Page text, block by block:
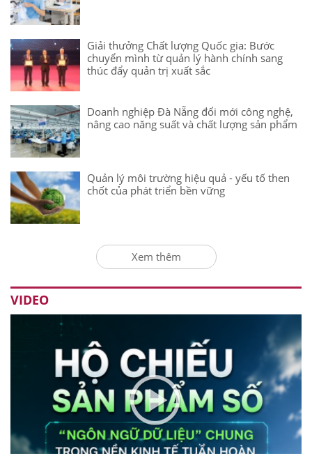
Giải thưởng Chất lượng Quốc gia: Bước
chuyển mình từ quản lý hành chính sang
thúc đẩy quản trị xuất sắc
Doanh nghiệp Đà Nẵng đổi mới công nghệ,
nâng cao năng suất và chất lượng sản phẩm
Quản lý môi trường hiệu quả - yếu tố then
chốt của phát triển bền vững
Xem thêm
VIDEO